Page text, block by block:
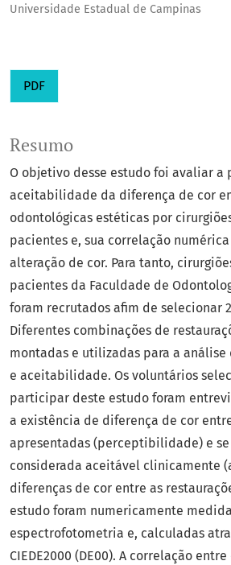
Universidade Estadual de Campinas
PDF
Resumo
O objetivo desse estudo foi avaliar a
aceitabilidade da diferença de cor
odontológicas estéticas por
pacientes e, sua correlação
alteração de cor. Para tanto,
pacientes da Faculdade de
foram recrutados afim de selecionar
Diferentes combinações de
montadas e utilizadas para a
e aceitabilidade. Os voluntários
participar deste estudo foram
a existência de diferença de cor
apresentadas (perceptibilidade) e se
considerada aceitável clinicamente
diferenças de cor entre as
estudo foram numericamente
espectrofotometria e, calculadas
CIEDE2000 (DE00). A correlação